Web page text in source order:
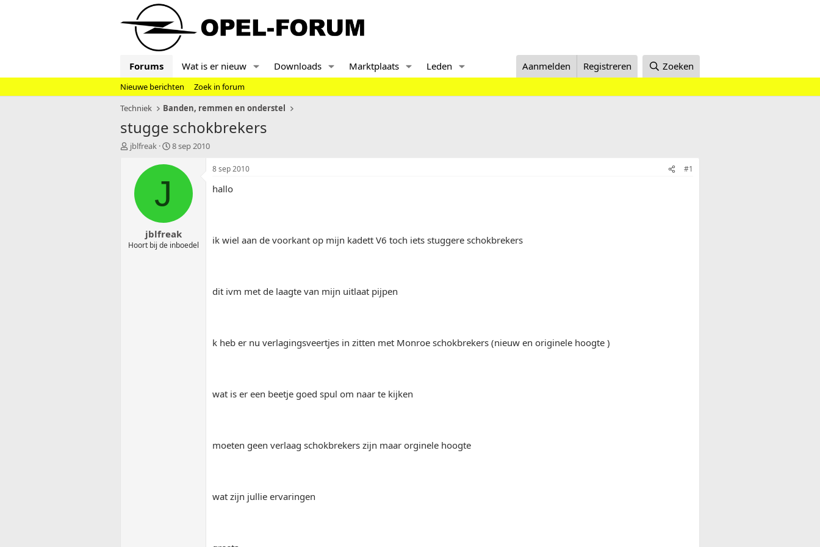
Forums Wat is er nieuw Downloads Marktplaats Leden Aanmelden Registreren Zoeken
Nieuwe berichten
Zoek in forum
Techniek
Banden, remmen en onderstel
stugge schokbrekers
T
t
jblfreak
S
a
t
u
m
8 sep 2010
J
jblfreak
Hoort bij de inboedel
8 sep 2010 #1
hallo
ik wiel aan de voorkant op mijn kadett V6 toch iets stuggere schokbrekers
dit ivm met de laagte van mijn uitlaat pijpen
k heb er nu verlagingsveertjes in zitten met Monroe schokbrekers (nieuw en originele hoogte )
wat is er een beetje goed spul om naar te kijken
moeten geen verlaag schokbrekers zijn maar orginele hoogte
wat zijn jullie ervaringen